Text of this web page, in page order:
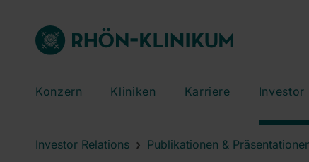
Konzern Kliniken Karriere Investor
Investor Relations Publikationen &